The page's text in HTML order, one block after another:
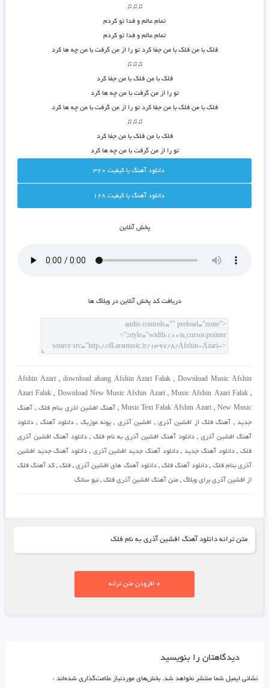
♫♫♫
تمام عالم و فدا تو کردم
تمام عالم و فدا تو کردم
فلک با من فلک با من جفا کرد تو را از من گرفت با من چه ها کرد
♫♫♫
فلک با من فلک با من جفا کرد
تو را از من گرفت با من چه ها کرد
فلک با من فلک با من جفا کرد تو را از من گرفت با من چه ها کرد
♫♫♫
فلک با من فلک با من جفا کرد
تو را از من گرفت با من چه ها کرد
دانلود آهنگ با کيفيت 320
دانلود آهنگ با کيفيت 128
پخش آنلاين
دريافت کد پخش آنلاين در وبلاگ ها
Afshin Azari, download ahang Afshin Azari Falak ,Download Music Afshin
Azari Falak , Download New Music Afshin Azari,Music Afshin Azari Falak,
Music Text Falak Afshin Azari ,New Music
, آهنگ افشین اذری بنام فلک , آهنگ
جدید, آهنگ فلک از افشین آذری , افشین آذری , پونه موزیک , دانلود آهنگ ,دانلود
آهنگ افشین آذری, دانلود آهنگ افشین آذری به نام فلک ,دانلود آهنگ افشین آذری
فلک,دانلود آهنگ جدید,دانلود آهنگ جدید افشین آذری , دانلود آهنگ جدید افشین
آذری بنام فلک,دانلود آهنگ فلک ,دانلود آهنگ های افشین آذری, فلک, کد آهنگ فلک
از افشین آذری برای وبلاگ, متن آهنگ افشین آذری فلک, نیو سانگ
متن ترانه دانلود آهنگ افشین آذری به نام فلک
+ افزودن متن ترانه
دیدگاهتان را بنویسید
نشانی ایمیل شما منتشر نخواهد شد. بخش‌های موردنیاز علامت‌گذاری شده‌اند *